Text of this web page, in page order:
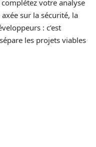
votre analyse
sur la sécurité, la
: c’est
les projets viables